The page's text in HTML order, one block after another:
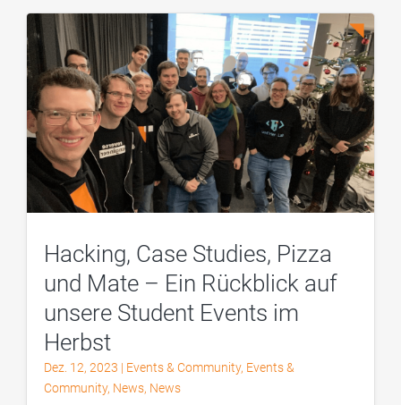
Hacking, Case Studies, Pizza
und Mate – Ein Rückblick auf
unsere Student Events im
Herbst
Dez. 12, 2023 | Events & Community, Events &
Community, News, News